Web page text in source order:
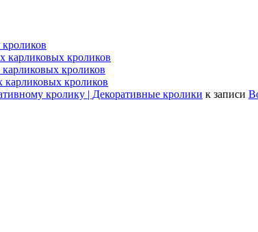
карликовых кроликов
кроликов
карликовых кроликов
кролику | Декоративные кролики к записи